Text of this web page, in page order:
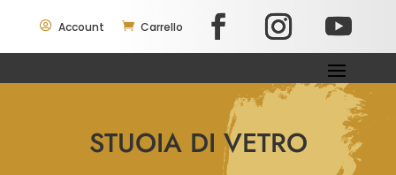
 Account  Carrello
STUOIA DI VETRO